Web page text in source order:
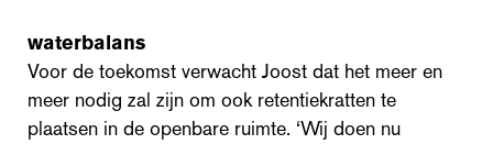
waterbalans
Voor de toekomst verwacht Joost dat het meer en
meer nodig zal zijn om ook retentiekratten te
plaatsen in de openbare ruimte. ‘Wij doen nu